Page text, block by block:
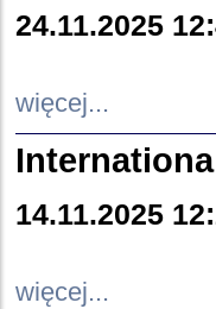
24.11.2025
więcej...
14.11.2025
więcej...